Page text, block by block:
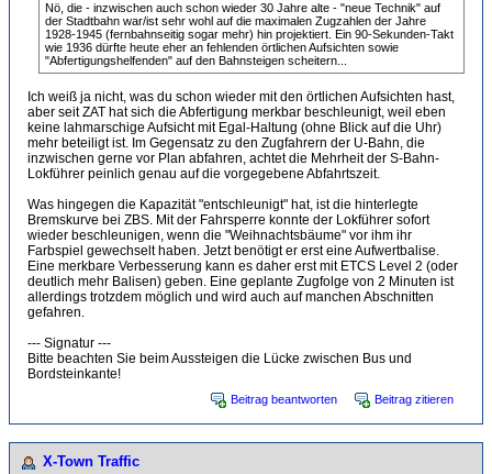
Nö, die - inzwischen auch schon wieder 30 Jahre alte - "neue Technik" auf
der Stadtbahn war/ist sehr wohl auf die maximalen Zugzahlen der Jahre
1928-1945 (fernbahnseitig sogar mehr) hin projektiert. Ein 90-Sekunden-Takt
wie 1936 dürfte heute eher an fehlenden örtlichen Aufsichten sowie
"Abfertigungshelfenden" auf den Bahnsteigen scheitern...
Ich weiß ja nicht, was du schon wieder mit den örtlichen Aufsichten hast,
aber seit ZAT hat sich die Abfertigung merkbar beschleunigt, weil eben
keine lahmarschige Aufsicht mit Egal-Haltung (ohne Blick auf die Uhr)
mehr beteiligt ist. Im Gegensatz zu den Zugfahrern der U-Bahn, die
inzwischen gerne vor Plan abfahren, achtet die Mehrheit der S-Bahn-
Lokführer peinlich genau auf die vorgegebene Abfahrtszeit.
Was hingegen die Kapazität "entschleunigt" hat, ist die hinterlegte
Bremskurve bei ZBS. Mit der Fahrsperre konnte der Lokführer sofort
wieder beschleunigen, wenn die "Weihnachtsbäume" vor ihm ihr
Farbspiel gewechselt haben. Jetzt benötigt er erst eine Aufwertbalise.
Eine merkbare Verbesserung kann es daher erst mit ETCS Level 2 (oder
deutlich mehr Balisen) geben. Eine geplante Zugfolge von 2 Minuten ist
allerdings trotzdem möglich und wird auch auf manchen Abschnitten
gefahren.
--- Signatur ---
Bitte beachten Sie beim Aussteigen die Lücke zwischen Bus und
Bordsteinkante!
Beitrag beantworten Beitrag zitieren
X-Town Traffic